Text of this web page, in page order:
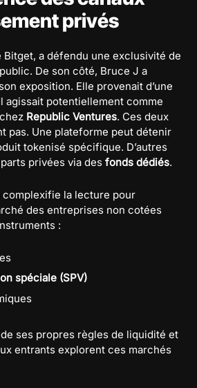
privés
Bitget, a défendu une exclusivité de
De son côté, Bruce J a
exposition. Elle provenait d’une
agissait potentiellement comme
Republic Ventures. Ces deux
pas. Une plateforme peut détenir
tokenisé spécifique. D’autres
privées via des fonds dédiés.
la lecture pour
des entreprises non cotées
:
spéciale (SPV)
ses propres règles de liquidité et
entrants explorent ces marchés